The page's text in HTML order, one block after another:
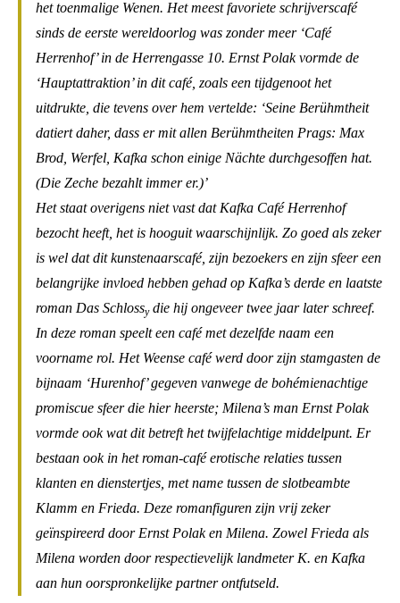
het toenmalige Wenen. Het meest favoriete schrijverscafé
sinds de eerste wereldoorlog was zonder meer ‘Café
Herrenhof’ in de Herrengasse 10. Ernst Polak vormde de
‘Hauptattraktion’ in dit café, zoals een tijdgenoot het
uitdrukte, die tevens over hem vertelde: ‘Seine Berühmtheit
datiert daher, dass er mit allen Berühmtheiten Prags: Max
Brod, Werfel, Kafka schon einige Nächte durchgesoffen hat.
(Die Zeche bezahlt immer er.)’
Het staat overigens niet vast dat Kafka Café Herrenhof
bezocht heeft, het is hooguit waarschijnlijk. Zo goed als zeker
is wel dat dit kunstenaarscafé, zijn bezoekers en zijn sfeer een
belangrijke invloed hebben gehad op Kafka’s derde en laatste
roman Das Schlossydie hij ongeveer twee jaar later schreef.
In deze roman speelt een café met dezelfde naam een
voorname rol. Het Weense café werd door zijn stamgasten de
bijnaam ‘Hurenhof’ gegeven vanwege de bohémienachtige
promiscue sfeer die hier heerste; Milena’s man Ernst Polak
vormde ook wat dit betreft het twijfelachtige middelpunt. Er
bestaan ook in het roman-café erotische relaties tussen
klanten en dienstertjes, met name tussen de slotbeambte
Klamm en Frieda. Deze romanfiguren zijn vrij zeker
geïnspireerd door Ernst Polak en Milena. Zowel Frieda als
Milena worden door respectievelijk landmeter K. en Kafka
aan hun oorspronkelijke partner ontfutseld.